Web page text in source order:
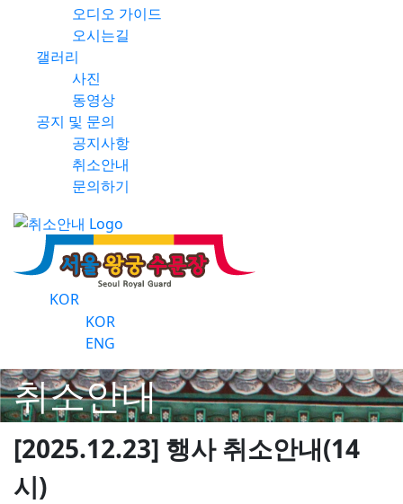
오디오 가이드
오시는길
갤러리
사진
동영상
공지 및 문의
공지사항
취소안내
문의하기
KOR
KOR
ENG
취소안내
[2025.12.23] 행사 취소안내(14
시)